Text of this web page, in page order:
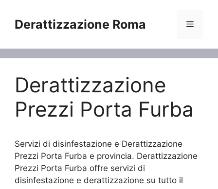
contenuto
Derattizzazione Roma Menu
Derattizzazione
Prezzi Porta Furba
Servizi di disinfestazione e Derattizzazione
Prezzi Porta Furba e provincia. Derattizzazione
Prezzi Porta Furba offre servizi di
disinfestazione e derattizzazione su tutto il